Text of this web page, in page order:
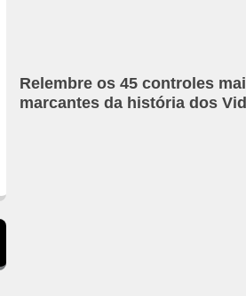
Relembre os 45 controles
marcantes da história dos